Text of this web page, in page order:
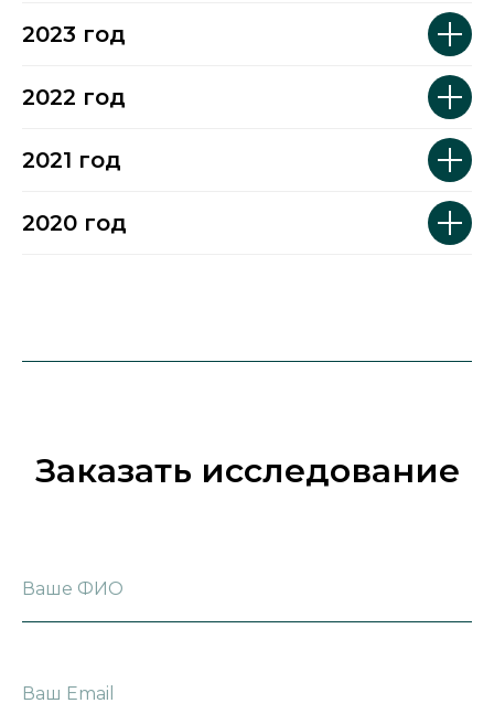
2023 год
2022 год
2021 год
2020 год
Заказать исследование